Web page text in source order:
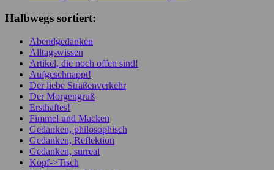
Halbwegs sortiert:
Abendgedanken
Alltagswissen
Artikel, die noch offen sind!
Aufgeschnappt!
Der liebe Straßenverkehr
Der Morgengruß
Ersthaftes!
Fimmel und Macken
Gedanken, philosophisch
Gedanken, Reflektion
Gedanken, surreal
Kopf->Tisch